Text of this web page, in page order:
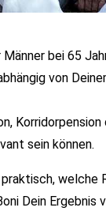
bei 65
von
sein können.
Dein Ergebnis